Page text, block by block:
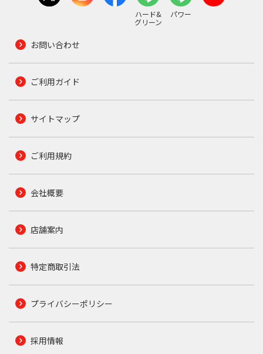
ハード&
グリーン
パワー
お問い合わせ
ご利用ガイド
サイトマップ
ご利用規約
会社概要
店舗案内
特定商取引法
プライバシーポリシー
採用情報